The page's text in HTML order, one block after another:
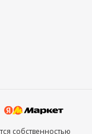
собственностью